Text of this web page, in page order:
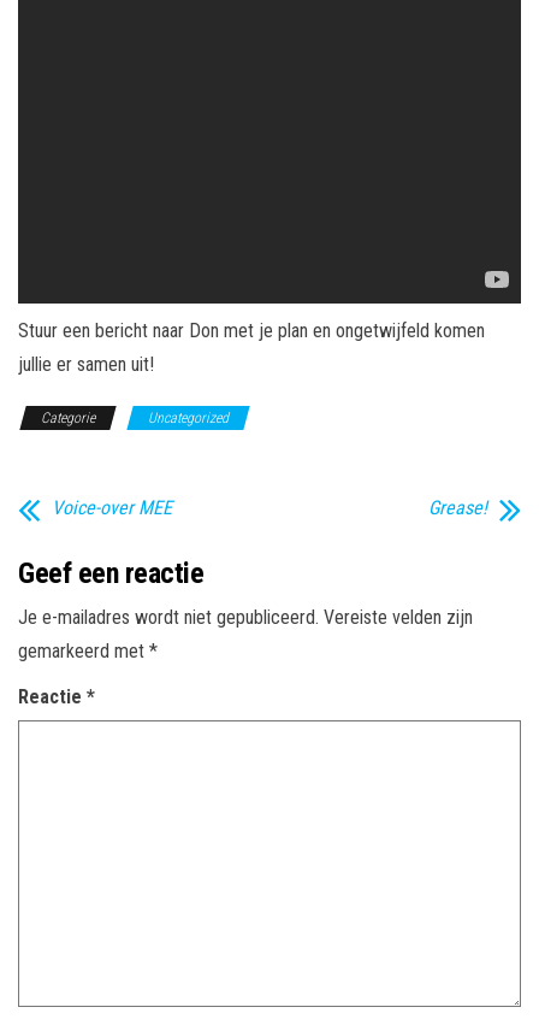
Stuur een bericht naar Don met je plan en ongetwijfeld komen
jullie er samen uit!
Categorie Uncategorized
Voice-over MEE Grease!
Geef een reactie
Je e-mailadres wordt niet gepubliceerd. Vereiste velden zijn
gemarkeerd met *
Reactie *